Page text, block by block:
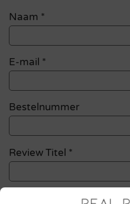
Naam *
E-mail *
Bestelnummer
Review Titel *
Sterrenbeoordeling *